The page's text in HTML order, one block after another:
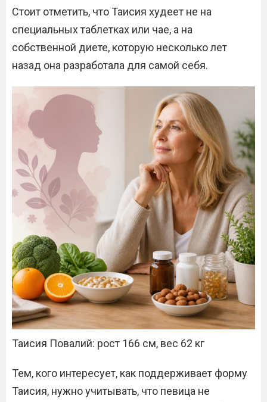
Стоит отметить, что Таисия худеет не на
специальных таблетках или чае, а на
собственной диете, которую несколько лет
назад она разработала для самой себя.
Таисия Повалий: рост 166 см, вес 62 кг
Тем, кого интересует, как поддерживает форму
Таисия, нужно учитывать, что певица не